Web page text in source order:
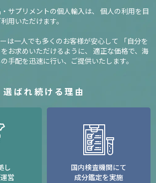
サプリメントの個人輸入は、 個人の利用を目
用いただけます。
は一人でも多くのお客様が安心して
「自分を
お求めいただけるように、 適正な価格で、海
手配を迅速に行い、ご提供いたします。
選ばれ続ける理由
し
営
国内検査機関にて
成分鑑定を実施